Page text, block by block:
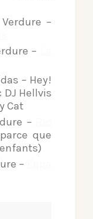
–
–
– Hey!
DJ Hellvis
Cat
–
que
–